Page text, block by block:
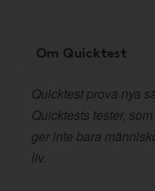
Om Quicktest
Quicktest prova nya
Quicktests tester,
ger inte bara
liv.